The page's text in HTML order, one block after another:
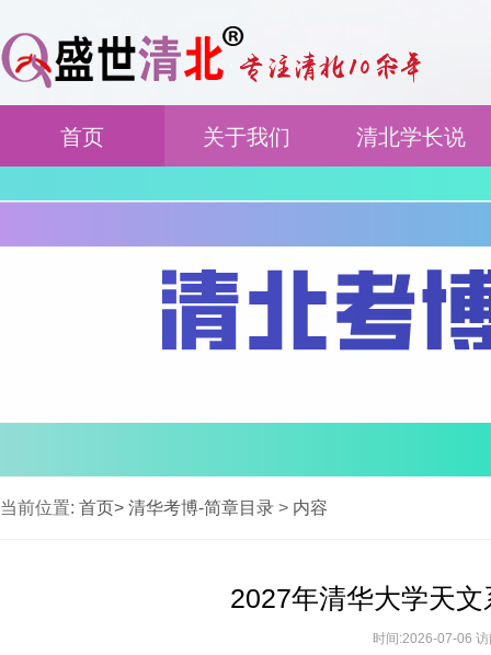
首页 关于我们 清北学长说
当前位置: 首页> 清华考博-简章目录 > 内容
2027年清华大学天
时间:2026-07-06